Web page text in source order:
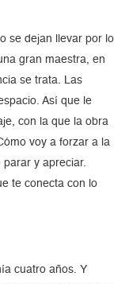
se dejan llevar por lo
gran maestra, en
se trata. Las
Así que le
con la que la obra
voy a forzar a la
y apreciar.
te conecta con lo
cuatro años. Y